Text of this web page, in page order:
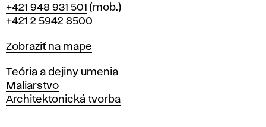
r
a
i
l
a
v
Telefón
+421 948 931 501 (mob.)
+421 2 5942 8500
Mapa
Zobraziť na mape
Katedry
Teória a dejiny umenia
Maliarstvo
Architektonická tvorba